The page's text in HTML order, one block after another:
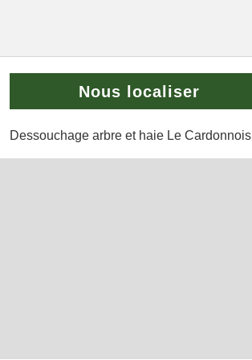
Nous localiser
Dessouchage arbre et haie Le Cardonnois